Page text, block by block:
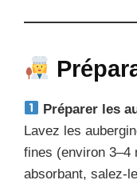
Préparer les
Lavez les
fines (environ 3–4
absorbant, salez-